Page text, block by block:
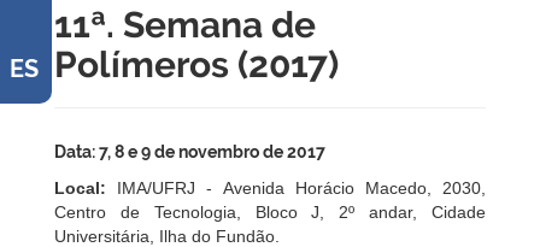
ES
11ª. Semana de
Polímeros (2017)
Data:7, 8 e 9 de novembro de 2017
Local: IMA/UFRJ - Avenida Horácio Macedo, 2030,
Centro de Tecnologia, Bloco J, 2º andar, Cidade
Universitária, Ilha do Fundão.